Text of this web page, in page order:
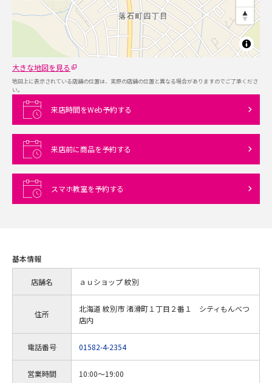
大きな地図を見る
地図上に表示されている店舗の位置は、実際の店舗の位置と異なる場合がありますのでご了承くださ
い。
来店時間をWeb予約する
来店前に商品を予約する
スマホ教室を予約する
基本情報
店舗名 ａｕショップ 紋別
住所
北海道 紋別市 渚滑町１丁目２番１ シティもんべつ
店内
電話番号 01582-4-2354
営業時間 10:00～19:00